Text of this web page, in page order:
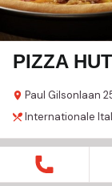
PIZZA
Paul Gilsonlaan
Internationale